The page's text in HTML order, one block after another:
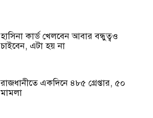
হাসিনা কার্ড খেলবেন আবার বন্ধুত্বও
চাইবেন, এটা হয় না
রাজধানীতে একদিনে ৪৮৫ গ্রেপ্তার, ৫০
মামলা